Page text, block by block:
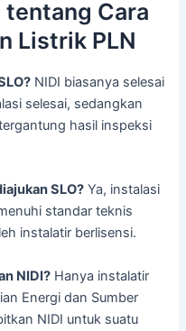
tentang Cara
Listrik PLN
NIDI biasanya selesai
selesai, sedangkan
hasil inspeksi
SLO? Ya, instalasi
standar teknis
instalatir berlisensi.
NIDI? Hanya instalatir
Energi dan Sumber
NIDI untuk suatu